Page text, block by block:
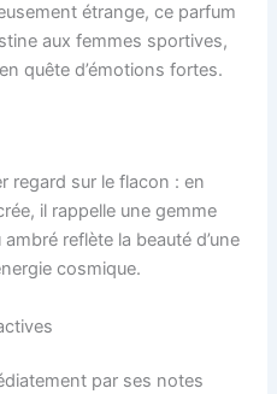
étrange, ce parfum
aux femmes sportives,
quête d’émotions fortes.
regard sur le flacon : en
il rappelle une gemme
reflète la beauté d’une
cosmique.
par ses notes